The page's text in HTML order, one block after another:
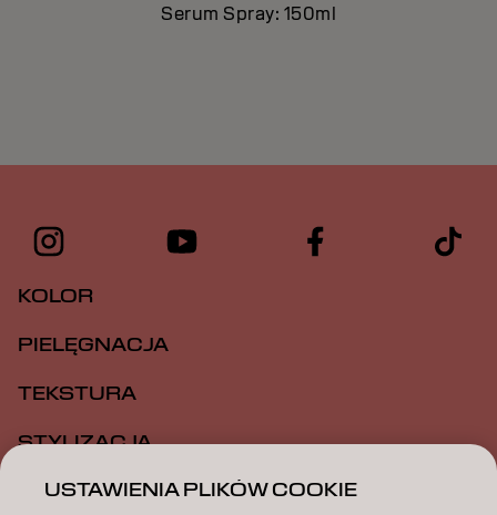
Serum Spray: 150ml
KOLOR
PIELĘGNACJA
TEKSTURA
STYLIZACJA
INSPIRACJA
USTAWIENIA PLIKÓW COOKIE